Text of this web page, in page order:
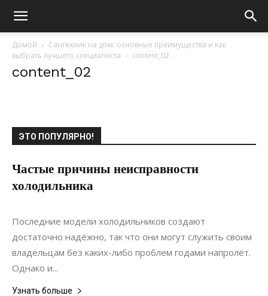
Домой
Сантехник на дом: основные преимущества и как
выбрать лучшего специалиста
content_02
content_02
ЭТО ПОПУЛЯРНО!
Частые причины неисправности
холодильника
05.07.2021
Последние модели холодильников создают
достаточно надёжно, так что они могут служить своим
владельцам без каких-либо проблем годами напролёт.
Однако и...
Узнать больше